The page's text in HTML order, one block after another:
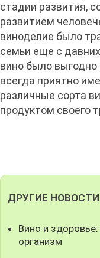
стадии развития,
развитием
виноделие было
семьи еще с
вино было выгодно
всегда приятно
различные сорта
продуктом своего
ДРУГИЕ
Вино и
организм